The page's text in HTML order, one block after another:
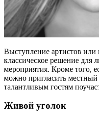
Выступление артистов
классическое решение для
мероприятия. Кроме того,
можно пригласить
талантливым гостям
Живой уголок